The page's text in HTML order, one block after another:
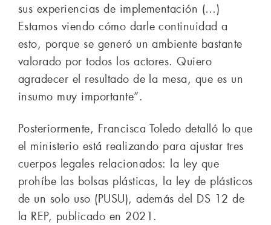
sus experiencias de implementación (…)
Estamos viendo cómo darle continuidad a
esto, porque se generó un ambiente bastante
valorado por todos los actores. Quiero
agradecer el resultado de la mesa, que es un
insumo muy importante”.
Posteriormente, Francisca Toledo detalló lo que
el ministerio está realizando para ajustar tres
cuerpos legales relacionados: la ley que
prohíbe las bolsas plásticas, la ley de plásticos
de un solo uso (PUSU), además del DS 12 de
la REP, publicado en 2021.